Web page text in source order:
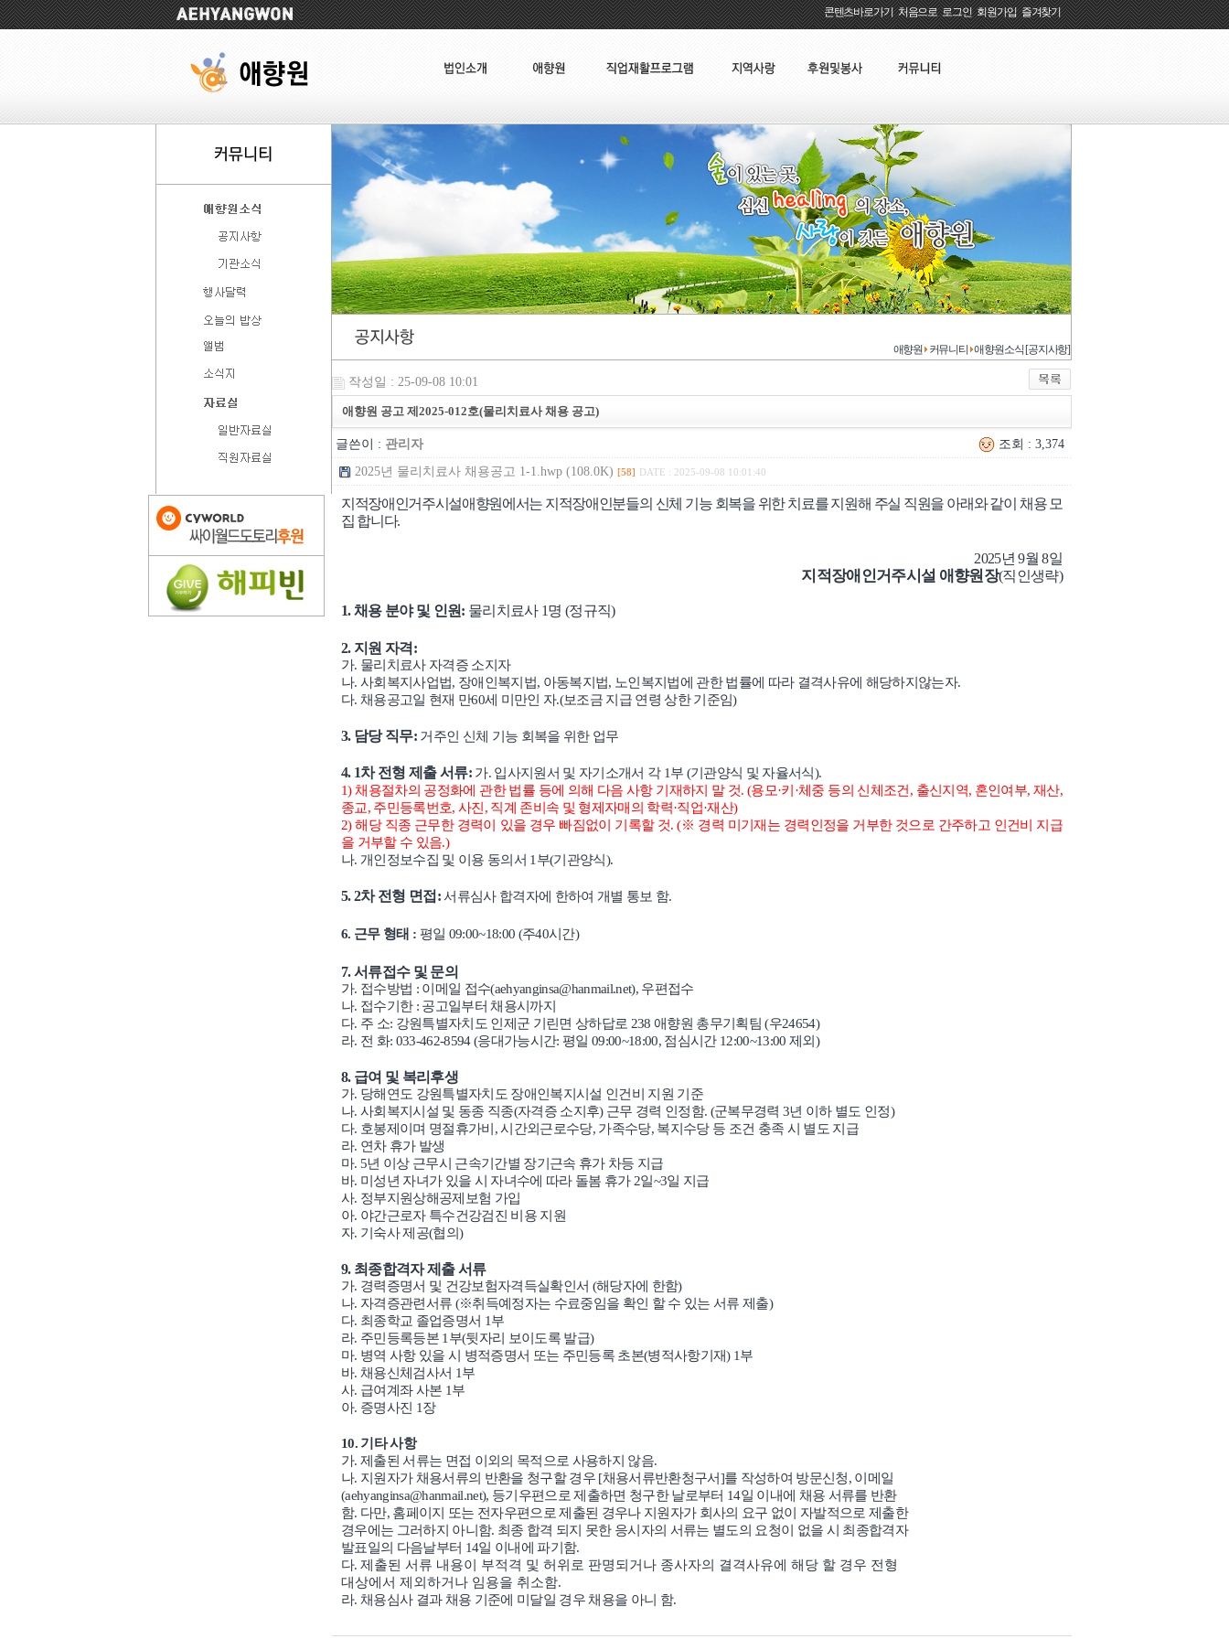
콘텐츠바로가기:처음으로:로그인:회원가입:즐겨찾기
애향원 커뮤니티 애향원소식 [공지사항]
작성일 : 25-09-08 10:01
애향원 공고 제2025-012호(물리치료사 채용 공고)
글쓴이 : 관리자
조회 : 3,374
2025년 물리치료사 채용공고 1-1.hwp (108.0K) [58] DATE : 2025-09-08 10:01:40
지적장애인거주시설애향원에서는 지적장애인분들의 신체 기능 회복을 위한 치료를 지원해 주실 직원을 아래와 같이 채용 모
집 합니다.
2025년9월8일
지적장애인거주시설 애향원장(직인생략)
1.채용 분야 및 인원: 물리치료사 1명(정규직)
2. 지원 자격 :
가. 물리치료사 자격증 소지자
나.사회복지사업법, 장애인복지법, 아동복지법, 노인복지법에 관한 법률에 따라 결격사유에 해당하지않는자.
다. 채용공고일 현재 만60세 미만인 자.(보조금 지급 연령 상한 기준임)
3. 담당 직무: 거주인 신체 기능 회복을 위한 업무
4. 1차 전형 제출 서류: 가. 입사지원서 및 자기소개서 각 1부 (기관양식 및 자율서식).
1) 채용절차의 공정화에 관한 법률 등에 의해 다음 사항 기재하지 말 것. (용모·키 ·체중 등의 신체조건 , 출신지역, 혼인여부, 재산,
종교, 주민등록번호,사진 , 직계 존비속 및 형제자매의 학력·직업·재산)
2)해당 직종 근무한 경력이 있을 경우 빠짐없이 기록할 것. (※ 경력 미기재는 경력인정을 거부한 것으로 간주하고 인건비 지급
을 거부할 수 있음.)
나. 개인정보수집 및 이용 동의서 1 부(기관양식).
5. 2차 전형 면접 : 서류심사 합격자에 한하여 개별 통보 함.
6. 근무 형태 : 평일 09:00~18:00 (주40시간)
7.서류접수 및 문의
가. 접수방법 : 이메일 접수(aehyanginsa@hanmail.net), 우편접수
나. 접수기한 : 공고일부터 채용시까지
다. 주 소: 강원특별자치도 인제군 기린면 상하답로 238 애향원 총무기획팀(우24654)
라. 전 화: 033-462-8594 (응대가능시간: 평일09:00~18:00, 점심시간 12:00~13:00제외 )
8. 급여 및 복리후생
가. 당해연도 강원특별자치도 장애인복지시설 인건비 지원 기준
나.사회복지시설 및 동종 직종(자격증 소지후) 근무 경력 인정함. (군복무경력3년 이하 별도 인정)
다. 호봉제이며 명절휴가비 ,시간외근로수당, 가족수당, 복지수당 등 조건 충족 시 별도 지급
라. 연차 휴가 발생
마. 5년 이상 근무시 근속기간별 장기근속 휴가 차등 지급
바. 미성년 자녀가 있을 시 자녀수에 따라 돌봄 휴가 2일~3일 지급
사. 정부지원상해공제보험 가입
아. 야간근로자 특수건강검진 비용 지원
자. 기숙사 제공(협의)
9. 최종합격자 제출 서류
가. 경력증명서 및 건강보험자격득실확인서 (해당자에 한함)
나. 자격증관련서류 (※취득예정자는 수료중임을 확인 할 수 있는 서류 제출)
다. 최종학교 졸업증명서 1부
라. 주민등록등본 1 부(뒷자리 보이도록 발급)
마. 병역 사항 있을 시 병적증명서 또는 주민등록 초본(병적사항기재) 1부
바. 채용신체검사서 1부
사. 급여계좌 사본 1부
아. 증명사진 1장
10. 기타 사항
가.제출된 서류는 면접 이외의 목적으로 사용하지 않음.
나. 지원자가 채용서류의 반환을 청구할 경우 [채용서류반환청구서]를 작성하여 방문신청, 이메일
(aehyanginsa@hanmail.net), 등기우편으로 제출하면 청구한 날로부터 14일 이내에 채용 서류를 반환
함. 다만, 홈페이지 또는 전자우편으로 제출된 경우나 지원자가 회사의 요구 없이 자발적으로 제출한
경우에는 그러하지 아니함. 최종 합격 되지 못한 응시자의 서류는 별도의 요청이 없을 시 최종합격자
발표일의 다음날부터 14일 이내에 파기함.
다.제출된 서류 내용이 부적격 및 허위로 판명되거나 종사자의 결격사유에 해당 할 경우 전형
대상에서 제외하거나 임용을 취소함.
라. 채용심사 결과 채용 기준에 미달일 경우 채용을 아니 함.